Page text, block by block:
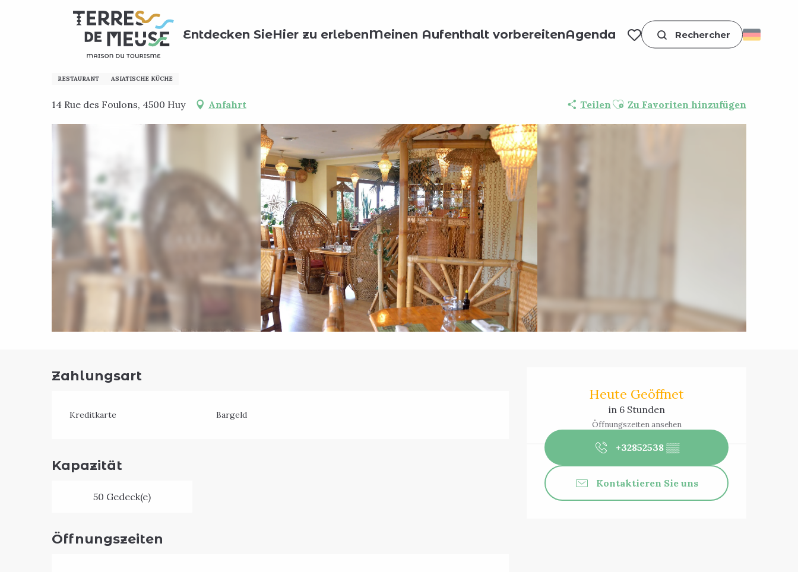
Voir les favoris
Suche
Entdecken SieHier zu erlebenMeinen Aufenthalt vorbereitenAgenda
Home Meinen Aufenthalt vorbereiten
Takobo
RESTAURANT ASIATISCHE KÜCHE
14 Rue des Foulons, 4500 Huy Anfahrt Teilen Ajouter aux favoris
Zu Favoriten hinzufügen
Öffnungszeiten
Heute Geöffnet
in 6 Stunden
Öffnungszeiten ansehen
+32852538 ▒▒
Kontaktieren Sie uns
Zahlungsart
Kreditkarte Bargeld
Kapazität
50 Gedeck(e)
Öffnungszeiten